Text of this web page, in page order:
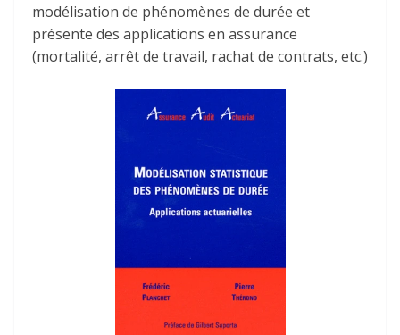
modélisation de phénomènes de durée et
présente des applications en assurance
(mortalité, arrêt de travail, rachat de contrats, etc.)